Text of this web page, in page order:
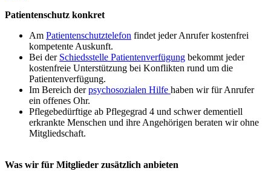
Patientenschutz konkret
Am Patientenschutztelefon findet jeder Anrufer kostenfrei
kompetente Auskunft.
Bei der Schiedsstelle Patientenverfügung bekommt jeder
kostenfreie Unterstützung bei Konflikten rund um die
Patientenverfügung.
Im Bereich derpsychosozialen Hilfe haben wir für Anrufer
ein offenes Ohr.
Pflegebedürftige ab Pflegegrad 4 und schwer dementiell
erkrankte Menschen und ihre Angehörigen beraten wir ohne
Mitgliedschaft.
Was wir für Mitglieder zusätzlich anbieten